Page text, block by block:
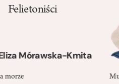
Felietoniści
Kmita
Muzyka gra